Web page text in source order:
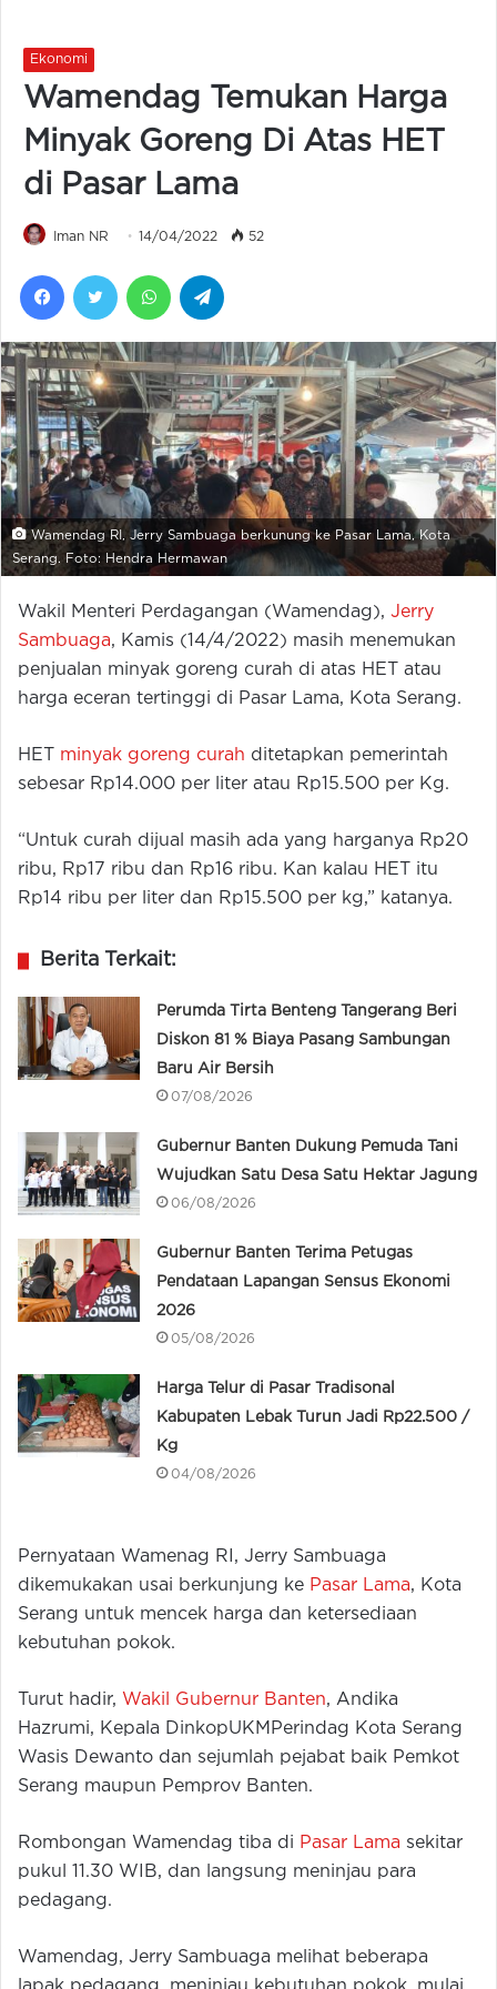
Ekonomi
Wamendag Temukan Harga
Minyak Goreng Di Atas HET
di Pasar Lama
Iman NR 14/04/2022 52
FacebookTwitter WhatsApp
Wamendag RI, Jerry Sambuaga berkunung ke Pasar Lama, Kota
Serang. Foto: Hendra Hermawan
Wakil Menteri Perdagangan (Wamendag), Jerry
Sambuaga, Kamis (14/4/2022) masih menemukan
penjualan minyak goreng curah di atas HET atau
harga eceran tertinggi di Pasar Lama, Kota Serang.
HET minyak goreng curah ditetapkan pemerintah
sebesar Rp14.000 per liter atau Rp15.500 per Kg.
“Untuk curah dijual masih ada yang harganya Rp20
ribu, Rp17 ribu dan Rp16 ribu. Kan kalau HET itu
Rp14 ribu per liter dan Rp15.500 per kg,” katanya.
Berita Terkait:
Perumda Tirta Benteng Tangerang Beri
Diskon 81 % Biaya Pasang Sambungan
Baru Air Bersih
07/08/2026
Gubernur Banten Dukung Pemuda Tani
Wujudkan Satu Desa Satu Hektar Jagung
06/08/2026
Gubernur Banten Terima Petugas
Pendataan Lapangan Sensus Ekonomi
2026
05/08/2026
Harga Telur di Pasar Tradisonal
Kabupaten Lebak Turun Jadi Rp22.500 /
Kg
04/08/2026
Pernyataan Wamenag RI, Jerry Sambuaga
dikemukakan usai berkunjung ke Pasar Lama, Kota
Serang untuk mencek harga dan ketersediaan
kebutuhan pokok.
Turut hadir, Wakil Gubernur Banten, Andika
Hazrumi, Kepala DinkopUKMPerindag Kota Serang
Wasis Dewanto dan sejumlah pejabat baik Pemkot
Serang maupun Pemprov Banten.
Rombongan Wamendag tiba di Pasar Lama sekitar
pukul 11.30 WIB, dan langsung meninjau para
pedagang.
Wamendag, Jerry Sambuaga melihat beberapa